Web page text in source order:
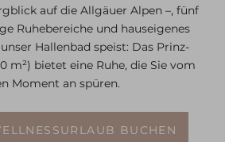
auf die Allgäuer Alpen –, fünf
Ruhebereiche und hauseigenes
Hallenbad speist: Das Prinz-
m²) bietet eine Ruhe, die Sie vom
Moment an spüren.
BUCHEN